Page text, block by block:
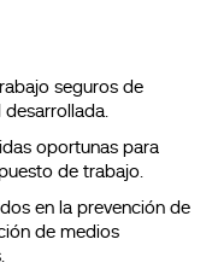
seguros de
oportunas para
de trabajo.
en la prevención de
de medios